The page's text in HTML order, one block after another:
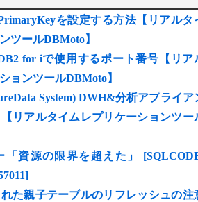
を設定する方法【リアルタ
ツールDBMoto】
for iで使用するポート番号【リア
ョンツールDBMoto】
System) DWH&分析アプライア
リアルタイムレプリケーションツー
「資源の限界を超えた」
た親子テーブルのリフレッシュの注